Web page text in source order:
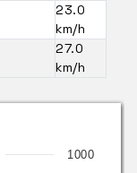
23.0
km/h
27.0
km/h
1000